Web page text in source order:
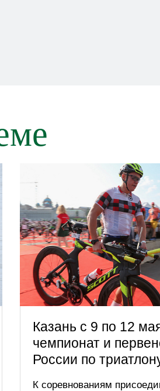
Казань с 9 по 12
чемпионат и
России по
К соревнованиям